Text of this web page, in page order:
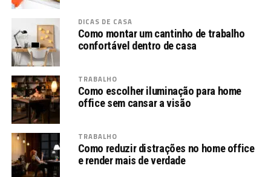
DICAS DE CASA
Como montar um cantinho de trabalho
confortável dentro de casa
TRABALHO
Como escolher iluminação para home
office sem cansar a visão
TRABALHO
Como reduzir distrações no home office
e render mais de verdade